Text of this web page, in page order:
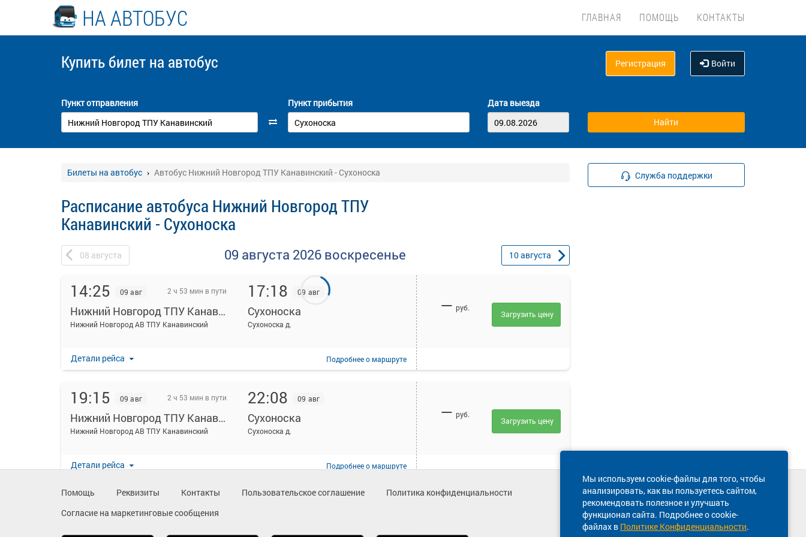
НА АВТОБУС ГЛАВНАЯ ПОМОЩЬ КОНТАКТЫ
Купить билет на автобус Регистрация Войти
Пункт отправления Пункт прибытия Дата выезда
Билеты на автобус Автобус Нижний Новгород ТПУ Канавинский - Сухоноска
Расписание автобуса Нижний Новгород ТПУ
Канавинский - Сухоноска
08 августа 09 августа 2026 воскресенье 10августа
14:25 09 авг 2 ч 53 мин в пути
Нижний Новгород ТПУ Канавинский
Нижний Новгород АВ ТПУ Канавинский
17:18 09 авг
Сухоноска
Сухоноска д.
Детали рейса Подробнеео маршруте
— руб.
Загрузить цену
19:15 09 авг 2 ч 53 мин в пути
Нижний Новгород ТПУ Канавинский
Нижний Новгород АВ ТПУ Канавинский
22:08 09 авг
Сухоноска
Сухоноска д.
Детали рейса Подробнеео маршруте
— руб.
Загрузить цену
Служба поддержки
Мы используем cookie-файлы для того, чтобы
анализировать, как вы пользуетесь сайтом,
рекомендовать полезное и улучшать
функционал сайта. Подробнее о cookie-
файлах в Политике Конфиденциальности.
Помощь Реквизиты Контакты Пользовательское соглашение
Политика конфиденциальности
Согласие на маркетинговые сообщения
Техническая поддержка сайта
8 800 600-03-38